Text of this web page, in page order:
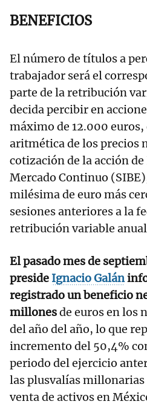
BENEFICIOS
El número de títulos a
trabajador será el
parte de la retribución
decida percibir en
máximo de 12.000
aritmética de los precios
cotización de la acción
Mercado Continuo
milésima de euro más
sesiones anteriores a la
retribución variable
El pasado mes de
preside Ignacio Galán
registrado un beneficio
millonesde euros en los
del año del año, lo que
incremento del 50,4%
periodo del ejercicio
las plusvalías millonarias
venta de activos en